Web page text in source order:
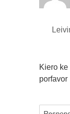
Kiero
porfavor